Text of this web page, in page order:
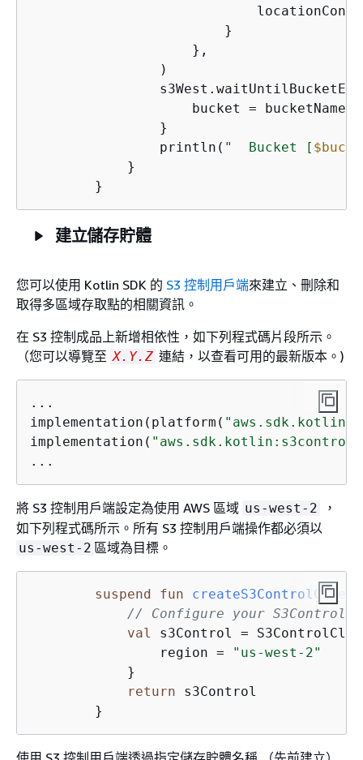
                        }
                    },
                )
                    bucket = bucketName2
                }
                println(
"  Bucket [
            }
建立儲存貯體
您可以使用 Kotlin SDK 的 S3 控制用戶端來建立、刪除和
取得多區域存取點的相關資訊。
在 S3 控制成品上新增相依性，如下列程式碼片段所示。
（您可以導覽至 X.Y.Z 連結，以查看可用的最新版本。)
...
implementation(platform(
implementation( "aws.sdk.kotlin:s3control"
...
將 S3 控制用戶端設定為使用 AWS 區域 us-west-2
，
如下列程式碼所示。所有 S3 控制用戶端操作都必須以
us-west-2 區域為目標。
suspend fun createS3ControlClient
// Configure your
val
s3Control =
                region =
"us-west-2"
            }
return s3Control